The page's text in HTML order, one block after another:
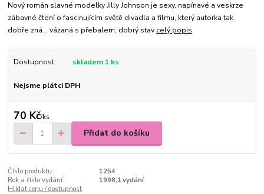
Nový román slavné modelky Jilly Johnson je sexy, napínavé a veskrze
zábavné čtení o fascinujícím světě divadla a filmu, který autorka tak
dobře zná... vázaná s přebalem, dobrý stav celý popis
Dostupnost skladem 1 ks
Nejsme plátci DPH
70 Kč/ks
Přidat do košíku
Číslo produktu:
1254
Rok a číslo vydání:
1998,1.vydání
Hlídat cenu / dostupnost